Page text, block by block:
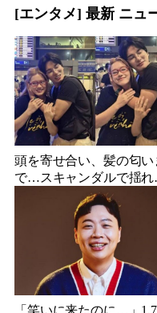
[エンタメ] 最新 ニュ
頭を寄せ合い、髪の匂い
で…スキャンダルで揺れ
人気俳優、ベトナム女性
手との親密動画が公開